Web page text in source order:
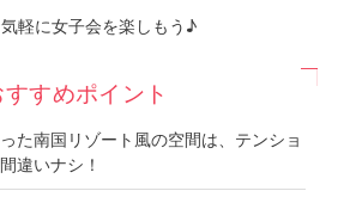
軽に女子会を楽しもう♪
すすめポイント
た南国リゾート風の空間は、テンショ
違いナシ！